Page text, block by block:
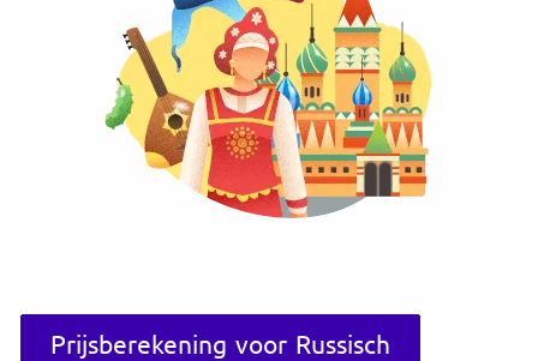
Prijsberekening voor Russisch